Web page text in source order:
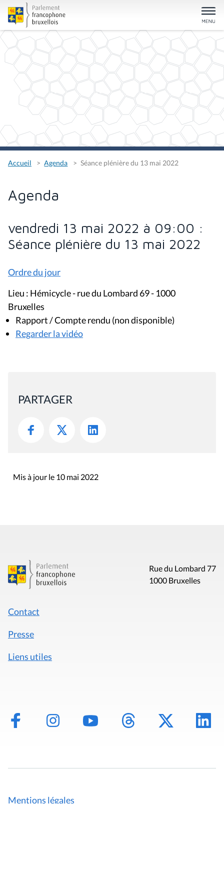
Accueil Agenda Séance plénière du 13 mai 2022
Agenda
vendredi 13 mai 2022 à 09:00 :
Séance plénière du 13 mai 2022
Ordre du jour
Lieu : Hémicycle - rue du Lombard 69 - 1000
Bruxelles
Rapport / Compte rendu (non disponible)
Regarder la vidéo
PARTAGER
Mis à jour le 10 mai 2022
Rue du Lombard 77
1000 Bruxelles
Contact
Presse
Liens utiles
Mentions légales